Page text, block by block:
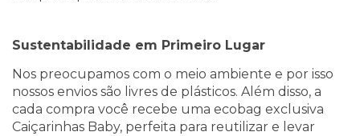
Sustentabilidade em Primeiro Lugar
Nos preocupamos com o meio ambiente e por isso
nossos envios são livres de plásticos. Além disso, a
cada compra você recebe uma ecobag exclusiva
Caiçarinhas Baby, perfeita para reutilizar e levar